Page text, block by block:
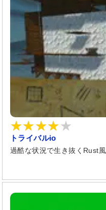
トライバルio
過酷な状況で生き抜くRust